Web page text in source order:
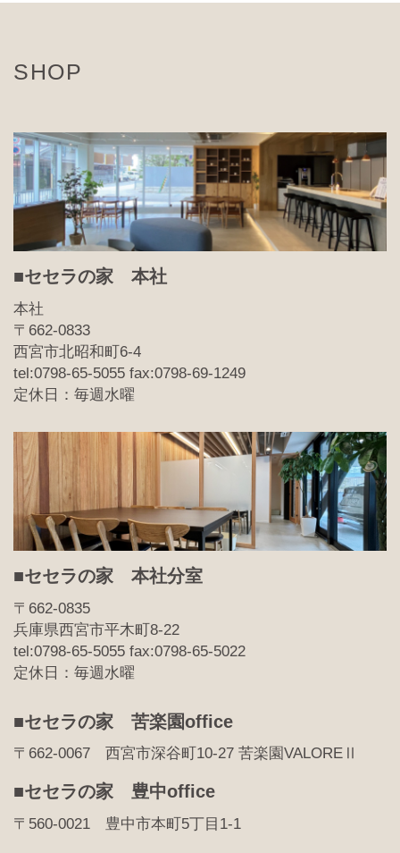
SHOP
■セセラの家 本社
本社
〒662-0833
西宮市北昭和町6-4
tel:0798-65-5055 fax:0798-69-1249
定休日：毎週水曜
■セセラの家 本社分室
〒662-0835
兵庫県西宮市平木町8-22
tel:0798-65-5055 fax:0798-65-5022
定休日：毎週水曜
■セセラの家 苦楽園office
〒662-0067 西宮市深谷町10-27 苦楽園VALOREⅡ
■セセラの家 豊中office
〒560-0021 豊中市本町5丁目1-1